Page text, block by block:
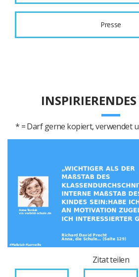
Presse
* = Darf gerne kopiert, verwendet
Zitat teilen